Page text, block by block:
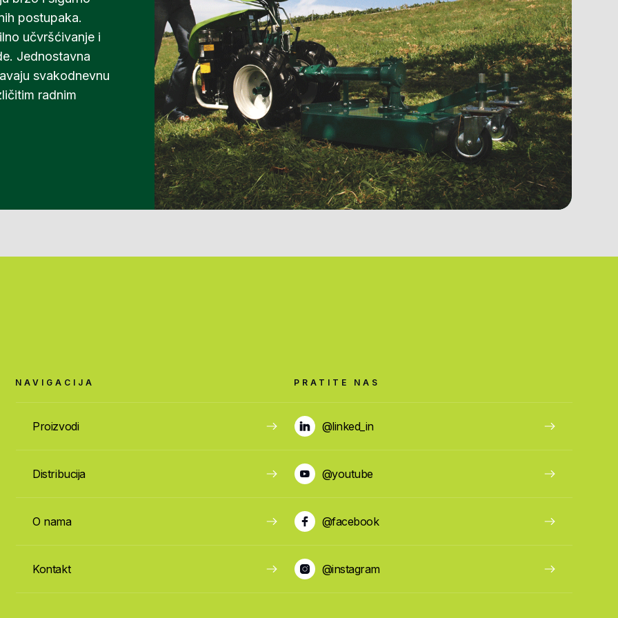
postupaka.
učvršćivanje i
Jednostavna
svakodnevnu
radnim
PRATITE NAS
@linked_in
@youtube
@facebook
@instagram
NAVIGACIJA
Proizvodi
Distribucija
O nama
Kontakt